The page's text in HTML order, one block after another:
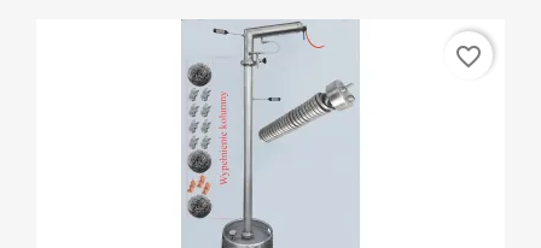
favorite_border